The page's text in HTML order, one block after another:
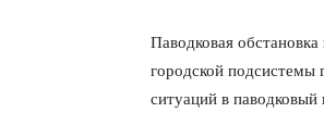
Паводковая
городской
ситуаций в паводковый